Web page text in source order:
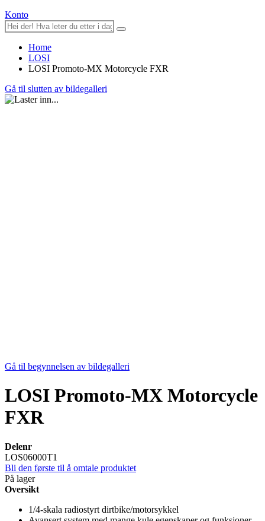
Konto
Home
LOSI
LOSI Promoto-MX Motorcycle FXR
Gå til slutten av bildegalleri
Gå til begynnelsen av bildegalleri
LOSI Promoto-MX Motorcycle
FXR
Delenr
LOS06000T1
Bli den første til å omtale produktet
På lager
Oversikt
1/4-skala radiostyrt dirtbike/motorsykkel